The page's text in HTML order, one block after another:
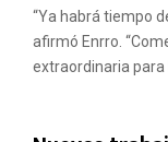
“Ya habrá tiempo
afirmó Enrro.
extraordinaria para